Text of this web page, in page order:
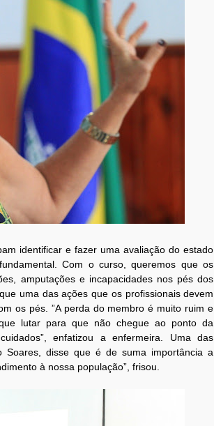
identificar e fazer uma avaliação do estado
Com o curso, queremos que os
amputações e incapacidades nos pés dos
uma das ações que os profissionais devem
os pés. ”A perda do membro é muito ruim e
lutar para que não chegue ao ponto da
enfatizou a enfermeira. Uma das
Soares, disse que é de suma importância a
à nossa população”, frisou.